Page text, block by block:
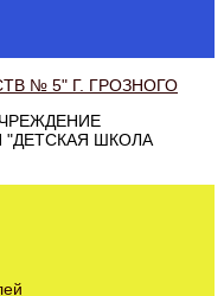
ШКОЛА